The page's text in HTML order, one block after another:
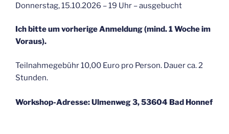
Donnerstag, 15.10.2026 – 19 Uhr – ausgebucht
Ich bitte um vorherige Anmeldung (mind. 1 Woche im
Voraus).
Teilnahmegebühr 10,00 Euro pro Person. Dauer ca. 2
Stunden.
Workshop-Adresse: Ulmenweg 3, 53604 Bad Honnef